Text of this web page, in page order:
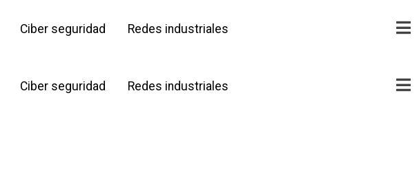
Ciber seguridad Redes industriales
Ciber seguridad Redes industriales